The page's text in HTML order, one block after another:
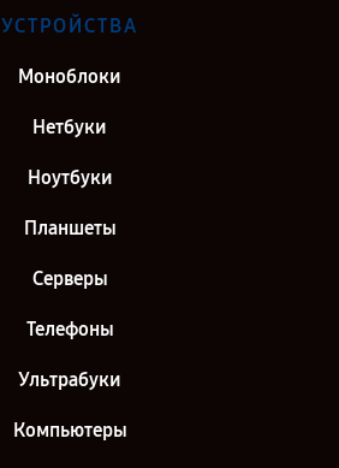
Москва
Flex System X240 M5 Compute Node в г.
УСТРОЙСТВА
Моноблоки
Нетбуки
Ноутбуки
Планшеты
Серверы
Телефоны
Ультрабуки
Компьютеры